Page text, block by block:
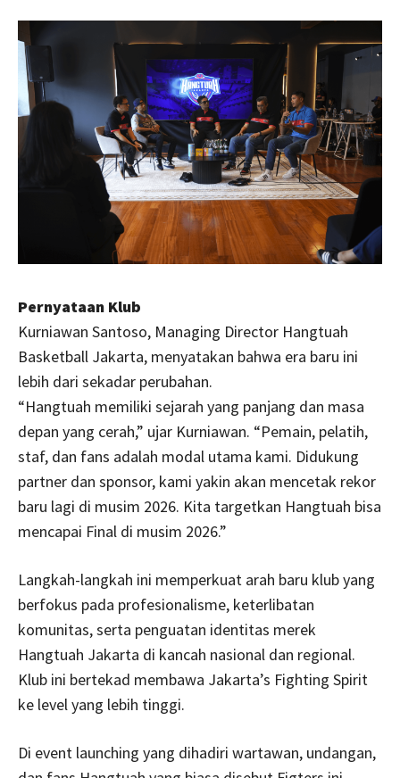
Pernyataan Klub
Kurniawan Santoso, Managing Director Hangtuah
Basketball Jakarta, menyatakan bahwa era baru ini
lebih dari sekadar perubahan.
“Hangtuah memiliki sejarah yang panjang dan masa
depan yang cerah,” ujar Kurniawan. “Pemain, pelatih,
staf, dan fans adalah modal utama kami. Didukung
partner dan sponsor, kami yakin akan mencetak rekor
baru lagi di musim 2026. Kita targetkan Hangtuah bisa
mencapai Final di musim 2026.”
Langkah-langkah ini memperkuat arah baru klub yang
berfokus pada profesionalisme, keterlibatan
komunitas, serta penguatan identitas merek
Hangtuah Jakarta di kancah nasional dan regional.
Klub ini bertekad membawa Jakarta’s Fighting Spirit
ke level yang lebih tinggi.
Di event launching yang dihadiri wartawan, undangan,